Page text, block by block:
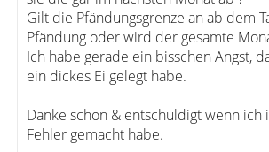
Gilt die Pfändungsgrenze an ab dem
Pfändung oder wird der gesamte
Ich habe gerade ein bisschen Angst,
ein dickes Ei gelegt habe.
Danke schon & entschuldigt wenn ich
Fehler gemacht habe.